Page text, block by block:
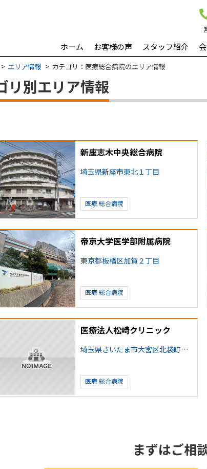
ホーム お客様の声 スタッフ紹介
エリア情報 カテゴリ：医療総合病院のエリア情報
リ別エリア情報
新座志木中央総合病院
埼玉県新座市東北１丁目
医療総合病院
帝京大学医学部附属病院
東京都板橋区加賀２丁目
医療総合病院
医療法人松崎クリニック
埼玉県さいたま市大宮区北袋町２丁目
医療総合病院
まずはご相